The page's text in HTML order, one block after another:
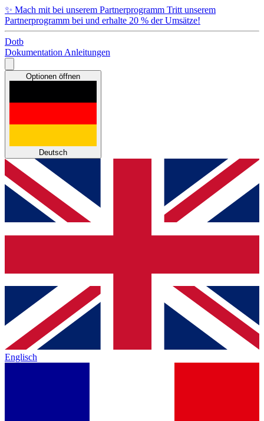
✨ Mach mit bei unserem Partnerprogramm Tritt unserem
Partnerprogramm bei und erhalte 20 % der Umsätze!
Dotb
Dokumentation Anleitungen
Optionen öffnen
Deutsch
Englisch